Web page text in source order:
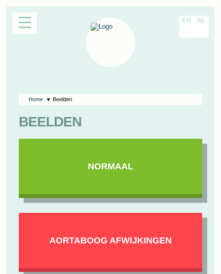
NL
EN
Home Beelden
BEELDEN
NORMAAL
AORTABOOG AFWIJKINGEN